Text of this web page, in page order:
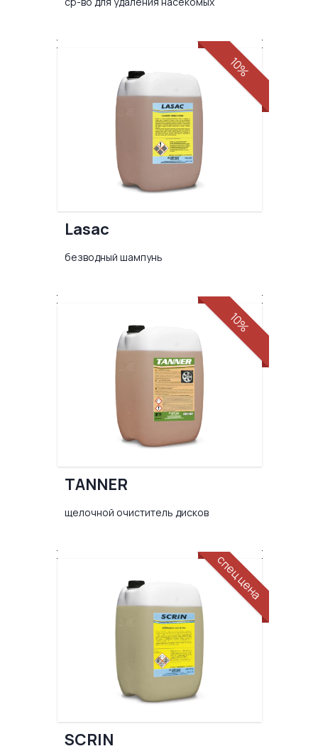
10%
Lasac
безводный шампунь
10%
TANNER
щелочной очиститель дисков
спец цена
SCRIN